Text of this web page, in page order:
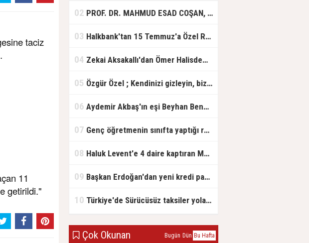
taciz
11
getirildi."
olan gençlere destek amacıyla
başlattığı ücretsiz nikâh hizmetini
başlattıklarını belirten Sultanbeyli
ücretsiz hizmet vermenin
02 PROF. DR. MAHMUD ESAD COŞAN, DOĞUMUNUN HİCRÎ 91. YILINDA ELAZIĞ'DA YÂD EDİLECEK
03 Halkbank'tan 15 Temmuz'a Özel Reklam Filmi: "İrade Bizim, Zafer Bizim"
04 Zekai Aksakallı'dan Ömer Halisdemir'e 'vefa' ziyareti!
05 Özgür Özel ; Kendinizi gizleyin, bizden işaret bekleyin
06 Aydemir Akbaş'ın eşi Beyhan Benek Akbaş hayatını kaybetti
07 Genç öğretmenin sınıfta yaptığı rezil paylaşım
08 Haluk Levent'e 4 daire kaptıran Müteahhit soluğu savcılıkta aldı
09 Başkan Erdoğan'dan yeni kredi paketi müjdesi: 6 ay geri ödemesiz, 36 ay vadeli
10 Türkiye'de Sürücüsüz taksiler yola çıkmaya hazırlanıyor
Çok Okunan Bugün Dün Bu Hafta